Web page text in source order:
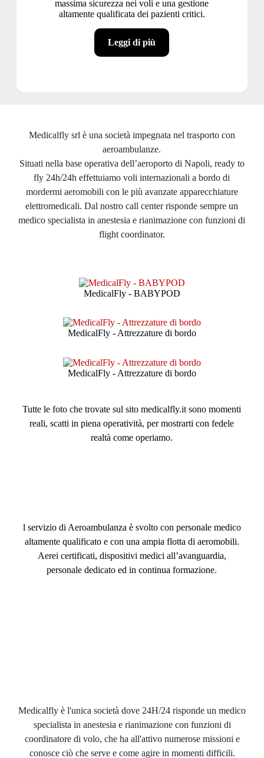
massima sicurezza nei voli e una gestione
altamente qualificata dei pazienti critici.
Leggi di più
Medicalfly srl è una società impegnata nel trasporto con
aeroambulanze.
Situati nella base operativa dell’aeroporto di Napoli, ready to
fly 24h/24h effettuiamo voli internazionali a bordo di
mordermi aeromobili con le più avanzate apparecchiature
elettromedicali. Dal nostro call center risponde sempre un
medico specialista in anestesia e rianimazione con funzioni di
flight coordinator.
MedicalFly - BABYPOD
MedicalFly - Attrezzature di bordo
MedicalFly - Attrezzature di bordo
Tutte le foto che trovate sul sito medicalfly.it sono momenti
reali, scatti in piena operatività, per mostrarti con fedele
realtà come operiamo.
l servizio di Aeroambulanza è svolto con personale medico
altamente qualificato e con una ampia flotta di aeromobili.
Aerei certificati, dispositivi medici all’avanguardia,
personale dedicato ed in continua formazione.
Medicalfly è l'unica società dove 24H/24 risponde un medico
specialista in anestesia e rianimazione con funzioni di
coordinatore di volo, che ha all'attivo numerose missioni e
conosce ciò che serve e come agire in momenti difficili.